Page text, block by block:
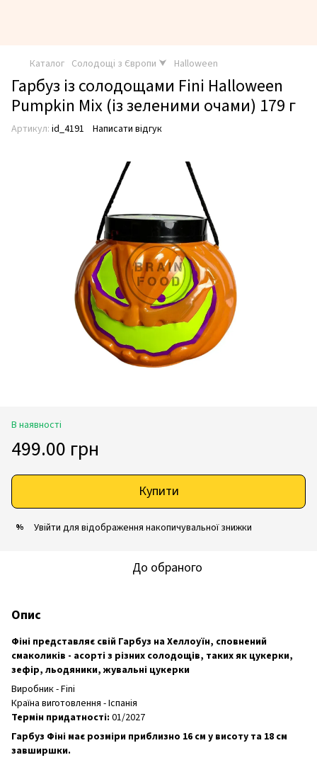
Каталог Солодощі з Європи ⮟ Halloween
Гарбуз із солодощами Fini Halloween
Pumpkin Mix (із зеленими очами) 179 г
Артикул: id_4191 Написати відгук
В наявності
499.00 грн
Купити
% Увійти для відображення накопичувальної знижки
До обраного
Опис
Фіні представляє свій Гарбуз на Хеллоуїн, сповнений
смаколиків - асорті з різних солодощів, таких як цукерки,
зефір, льодяники, жувальні цукерки
Виробник - Fini
Країна виготовлення - Іспанія
Термін придатності: 01/2027
Гарбуз Фіні має розміри приблизно 16 см у висоту та 18 см
завширшки.